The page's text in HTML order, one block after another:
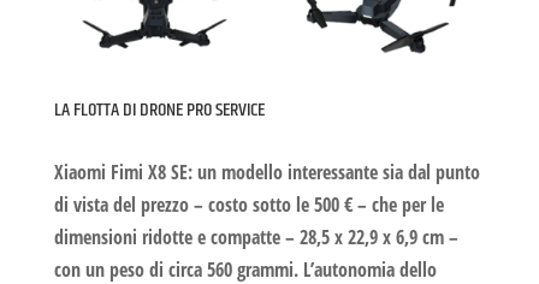
LA FLOTTA DI DRONE PRO SERVICE
Xiaomi Fimi X8 SE:un modello interessante sia dal punto
di vista del prezzo – costo sotto le 500 € – che per le
dimensioni ridotte e compatte – 28,5 x 22,9 x 6,9 cm –
con un peso di circa 560 grammi. L’autonomia dello